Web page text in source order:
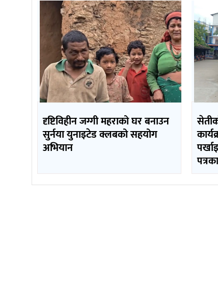
दृष्टिविहीन जग्गी महराको घर बनाउन
सुर्नया युनाइटेड क्लबको सहयोग
अभियान